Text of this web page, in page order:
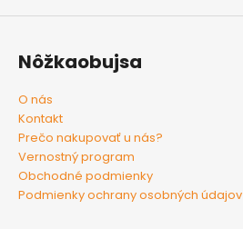
Nôžkaobujsa
O nás
Kontakt
Prečo nakupovať u nás?
Vernostný program
Obchodné podmienky
Podmienky ochrany osobných údajov